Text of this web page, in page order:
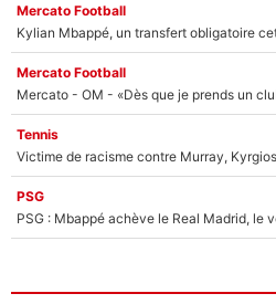
Mercato Football
Kylian Mbappé, un transfert obligatoire
Mercato Football
Tennis
PSG
PSG : Mbappé achève le Real Madrid, le